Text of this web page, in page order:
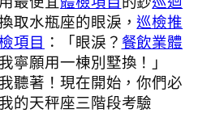
取水瓶座的眼淚，巡檢推
項目 ：「眼淚？ 餐飲業體
寧願用一棟別墅換！」
聽著！現在開始，你們必
的天秤座三階段考驗